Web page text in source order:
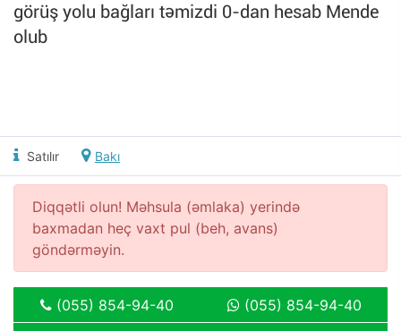
görüş yolu bağları təmizdi 0-dan hesab Mende
olub
Satılır Bakı
Diqqətli olun! Məhsula (əmlaka) yerində
baxmadan heç vaxt pul (beh, avans)
göndərməyin.
(055) 854-94-40
(055) 854-94-40